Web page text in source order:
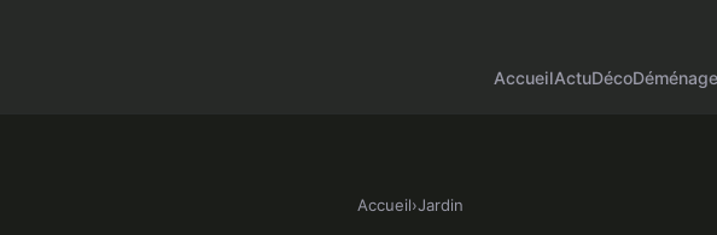
AccueilActuDéco
Accueil›Jardin